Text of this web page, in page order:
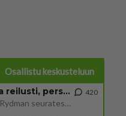
Osallistu keskusteluun
Jos SDP ei voita reilusti, persut kumoavat demokratian Suomesta
Näin tekisi ainakin Rydman seuratessaan idolinsa Trumpin mallia https://www.is.fi/politiikka/art-2000012187244.html
420